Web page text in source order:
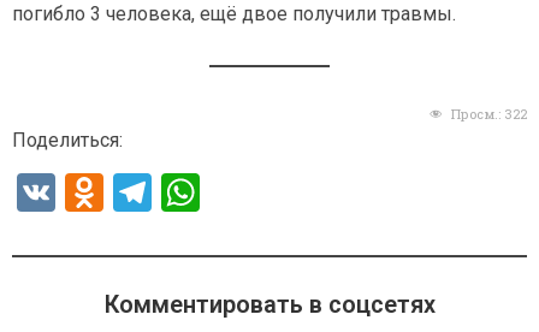
погибло 3 человека, ещё двое получили травмы.
Просм.: 322
Поделиться:
V
O
n
o
T
e
gr
at
s
Комментировать в соцсетях